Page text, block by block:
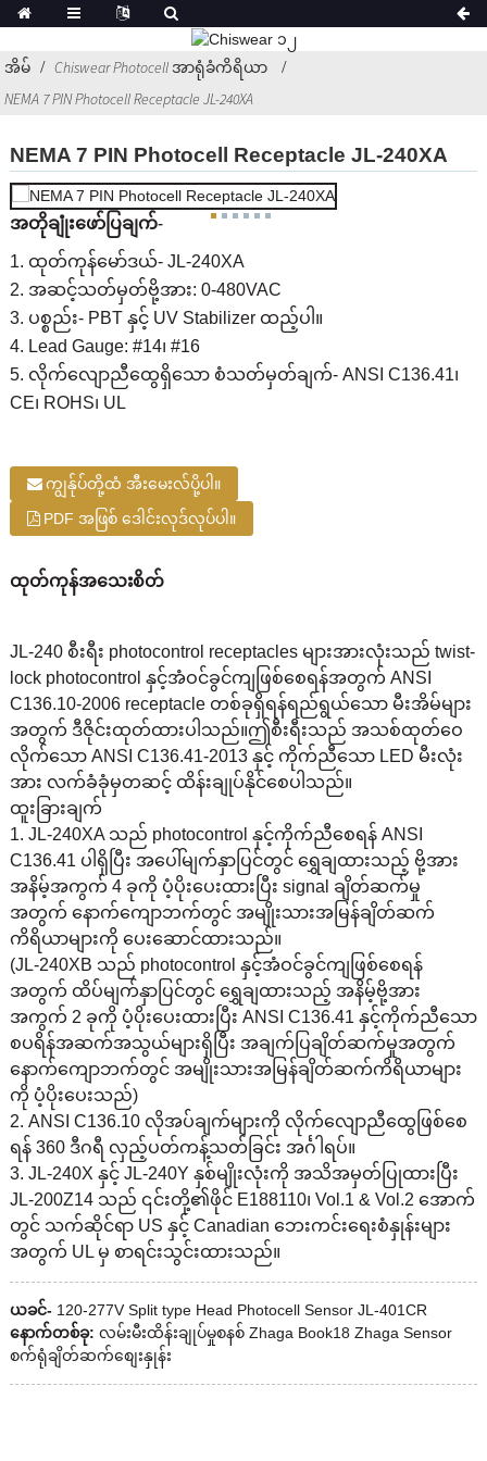
အိမ်
Chiswear Photocell အာရုံခံကိရိယာ
NEMA 7 PIN Photocell Receptacle JL-240XA
NEMA 7 PIN Photocell Receptacle JL-240XA
အတိုချုံးဖော်ပြချက်-
1. ထုတ်ကုန်မော်ဒယ်- JL-240XA
2. အဆင့်သတ်မှတ်ဗို့အား: 0-480VAC
3. ပစ္စည်း- PBT နှင့် UV Stabilizer ထည့်ပါ။
4. Lead Gauge: #14၊ #16
5. လိုက်လျောညီထွေရှိသော စံသတ်မှတ်ချက်- ANSI C136.41၊
CE၊ ROHS၊ UL
ကျွန်ုပ်တို့ထံ အီးမေးလ်ပို့ပါ။
PDF အဖြစ် ဒေါင်းလုဒ်လုပ်ပါ။
ထုတ်ကုန်အသေးစိတ်
JL-240 စီးရီး photocontrol receptacles များအားလုံးသည် twist-
lock photocontrol နှင့်အံဝင်ခွင်ကျဖြစ်စေရန်အတွက် ANSI
C136.10-2006 receptacle တစ်ခုရှိရန်ရည်ရွယ်သော မီးအိမ်များ
အတွက် ဒီဇိုင်းထုတ်ထားပါသည်။ဤစီးရီးသည် အသစ်ထုတ်ဝေ
လိုက်သော ANSI C136.41-2013 နှင့် ကိုက်ညီသော LED မီးလုံး
အား လက်ခံခုံမှတဆင့် ထိန်းချုပ်နိုင်စေပါသည်။
ထူးခြားချက်
1. JL-240XA သည် photocontrol နှင့်ကိုက်ညီစေရန် ANSI
C136.41 ပါရှိပြီး အပေါ်မျက်နှာပြင်တွင် ရွှေချထားသည့် ဗို့အား
အနိမ့်အကွက် 4 ခုကို ပံ့ပိုးပေးထားပြီး signal ချိတ်ဆက်မှု
အတွက် နောက်ကျောဘက်တွင် အမျိုးသားအမြန်ချိတ်ဆက်
ကိရိယာများကို ပေးဆောင်ထားသည်။
(JL-240XB သည် photocontrol နှင့်အံဝင်ခွင်ကျဖြစ်စေရန်
အတွက် ထိပ်မျက်နှာပြင်တွင် ရွှေချထားသည့် အနိမ့်ဗို့အား
အကွက် 2 ခုကို ပံ့ပိုးပေးထားပြီး ANSI C136.41 နှင့်ကိုက်ညီသော
စပရိန်အဆက်အသွယ်များရှိပြီး အချက်ပြချိတ်ဆက်မှုအတွက်
နောက်ကျောဘက်တွင် အမျိုးသားအမြန်ချိတ်ဆက်ကိရိယာများ
ကို ပံ့ပိုးပေးသည်)
2. ANSI C136.10 လိုအပ်ချက်များကို လိုက်လျောညီထွေဖြစ်စေ
ရန် 360 ဒီဂရီ လှည့်ပတ်ကန့်သတ်ခြင်း အင်္ဂါရပ်။
3. JL-240X နှင့် JL-240Y နှစ်မျိုးလုံးကို အသိအမှတ်ပြုထားပြီး
JL-200Z14 သည် ၎င်းတို့၏ဖိုင် E188110၊ Vol.1 & Vol.2 အောက်
တွင် သက်ဆိုင်ရာ US နှင့် Canadian ဘေးကင်းရေးစံနှုန်းများ
အတွက် UL မှ စာရင်းသွင်းထားသည်။
ယခင်- 120-277V Split type Head Photocell Sensor JL-401CR
နောက်တစ်ခု: လမ်းမီးထိန်းချုပ်မှုစနစ် Zhaga Book18 Zhaga Sensor
စက်ရုံချိတ်ဆက်စျေးနှုန်း